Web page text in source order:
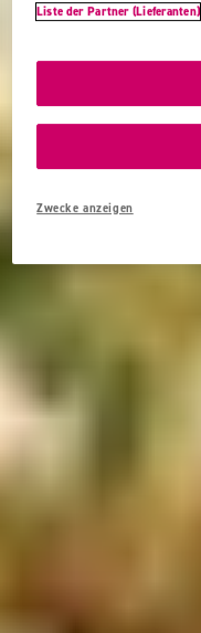
Liste der Partner (Lieferanten)
Zwecke anzeigen